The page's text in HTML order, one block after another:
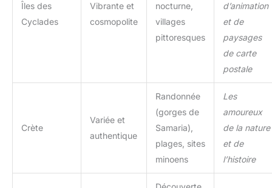
Îles des
Cyclades
Vibrante et
cosmopolite
nocturne,
villages
pittoresques
d’animation
et de
paysages
de carte
postale
Crète
Variée et
authentique
Randonnée
(gorges de
Samaria),
plages, sites
minoens
Les
amoureux
de la nature
et de
l’histoire